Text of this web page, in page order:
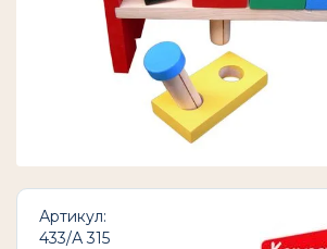
Артикул:
433/А 315